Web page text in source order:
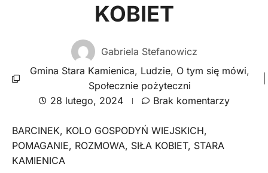
KOBIET
Gabriela Stefanowicz
Gmina Stara Kamienica, Ludzie, O tym się mówi,
Społecznie pożyteczni
28 lutego, 2024
Brak komentarzy
BARCINEK, KOLO GOSPODYŃ WIEJSKICH,
POMAGANIE, ROZMOWA, SIŁA KOBIET, STARA
KAMIENICA